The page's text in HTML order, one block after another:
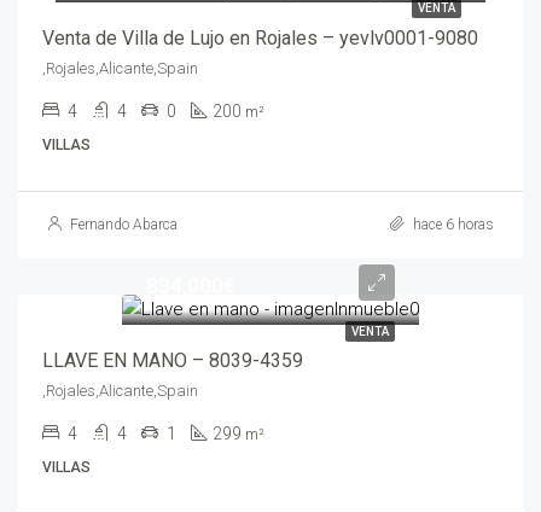
VENTA
Venta de Villa de Lujo en Rojales – yevlv0001-9080
,Rojales,Alicante,Spain
4 4 0 200 m²
VILLAS
Fernando Abarca hace 6 horas
VENTA
LLAVE EN MANO – 8039-4359
,Rojales,Alicante,Spain
4 4 1 299 m²
VILLAS